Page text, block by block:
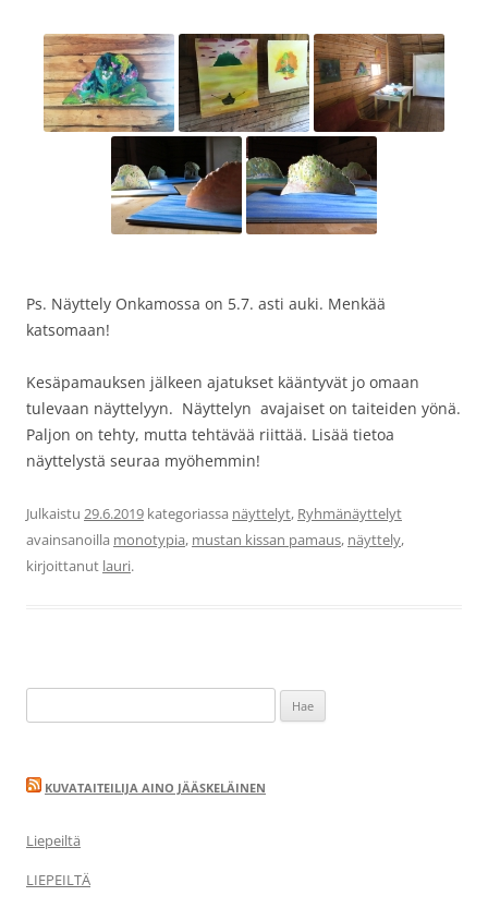
Ps. Näyttely Onkamossa on 5.7. asti auki. Menkää
katsomaan!
Kesäpamauksen jälkeen ajatukset kääntyvät jo omaan
tulevaan näyttelyyn. Näyttelyn avajaiset on taiteiden yönä.
Paljon on tehty, mutta tehtävää riittää. Lisää tietoa
näyttelystä seuraa myöhemmin!
Julkaistu 29.6.2019 kategoriassa näyttelyt, Ryhmänäyttelyt
avainsanoilla monotypia, mustan kissan pamaus, näyttely,
kirjoittanut lauri.
KUVATAITEILIJA AINO JÄÄSKELÄINEN
Liepeiltä
LIEPEILTÄ